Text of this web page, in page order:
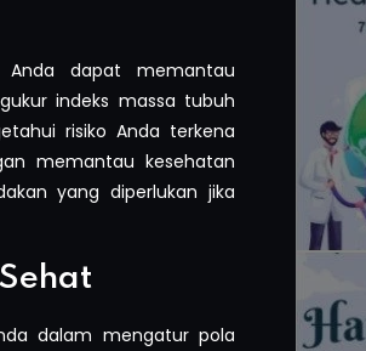
Anda dapat memantau
indeks massa tubuh
risiko Anda terkena
memantau kesehatan
yang diperlukan jika
dalam mengatur pola